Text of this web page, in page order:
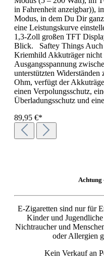
in Fahrenheit anzeigbar)),
Modus, in dem Du Dir
eine Leistungskurve
1,3-Zoll großen TFT
Blick. Saftey Things Auch
Kriemhild Akkuträger nicht
Ausgangsspannung
unterstützten
Ohm, verfügt der
einen Verpolungsschutz,
Überladungsschutz und
89,95 €*
Achtung
E-Zigaretten sind nur für
Kinder und
Nichtraucher und
oder Allergien
Kein Verkauf an